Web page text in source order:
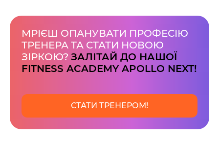
МРІЄШ ОПАНУВАТИ ПРОФЕСІЮ
ТРЕНЕРА ТА СТАТИ НОВОЮ
ЗІРКОЮ? ЗАЛІТАЙ ДО НАШОЇ
FITNESS ACADEMY APOLLO NEXT!
СТАТИ ТРЕНЕРОМ!